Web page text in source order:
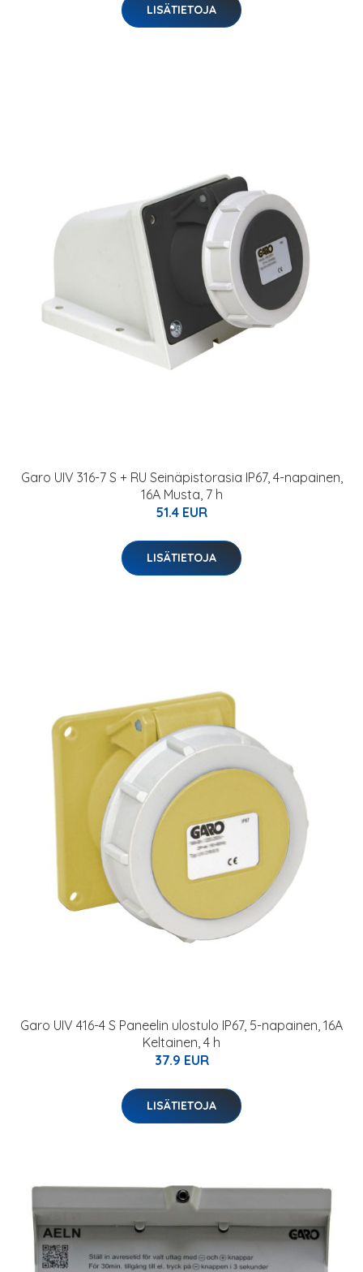
LISÄTIETOJA
Garo UIV 316-7 S + RU Seinäpistorasia IP67, 4-napainen,
16A Musta, 7 h
51.4 EUR
LISÄTIETOJA
Garo UIV 416-4 S Paneelin ulostulo IP67, 5-napainen, 16A
Keltainen, 4 h
37.9 EUR
LISÄTIETOJA